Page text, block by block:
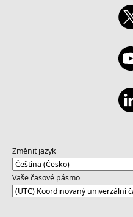
Změnit jazyk
Vaše časové pásmo